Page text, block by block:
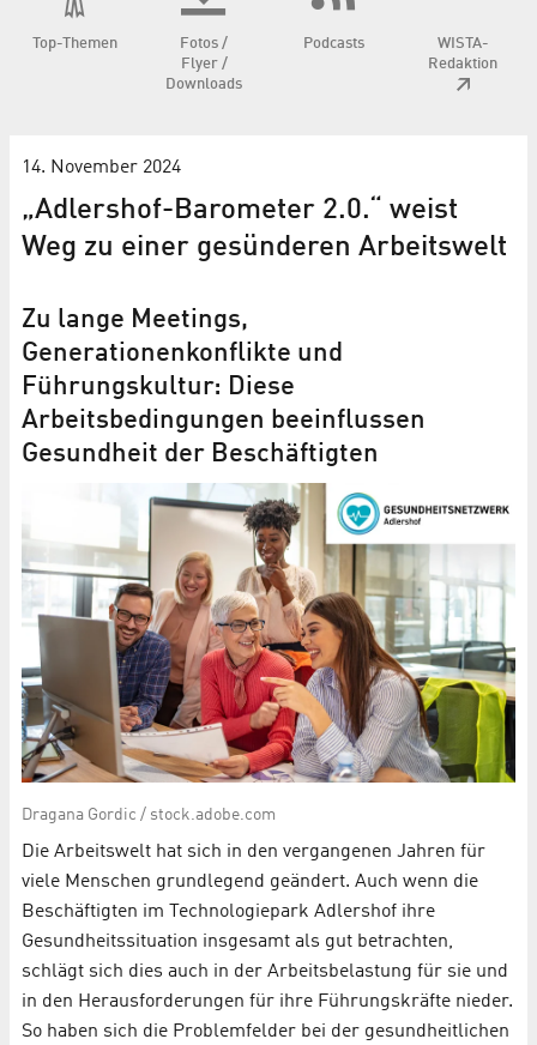
Top-Themen
Fotos /
Flyer /
Downloads
Podcasts
WISTA-
Redaktion
14. November 2024
„Adlershof-Barometer 2.0.“ weist
Weg zu einer gesünderen Arbeitswelt
Zu lange Meetings,
Generationenkonflikte und
Führungskultur: Diese
Arbeitsbedingungen beeinflussen
Gesundheit der Beschäftigten
Dragana Gordic / stock.adobe.com
Die Arbeitswelt hat sich in den vergangenen Jahren für
viele Menschen grundlegend geändert. Auch wenn die
Beschäftigten im Technologiepark Adlershof ihre
Gesundheitssituation insgesamt als gut betrachten,
schlägt sich dies auch in der Arbeitsbelastung für sie und
in den Herausforderungen für ihre Führungskräfte nieder.
So haben sich die Problemfelder bei der gesundheitlichen